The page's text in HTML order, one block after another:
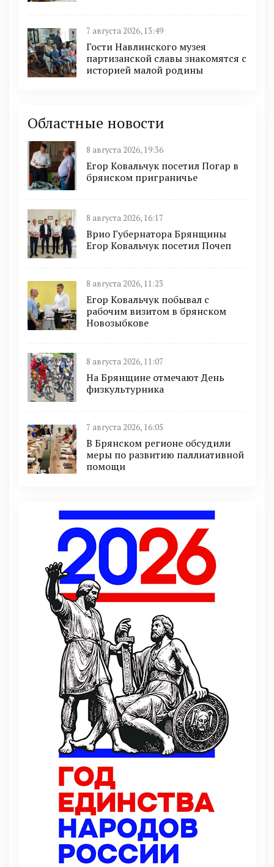
7 августа 2026, 13:49
Гости Навлинского музея
партизанской славы знакомятся с
историей малой родины
Областные новости
8 августа 2026, 19:36
Егор Ковальчук посетил Погар в
брянском приграничье
8 августа 2026, 16:17
Врио Губернатора Брянщины
Егор Ковальчук посетил Почеп
8 августа 2026, 11:23
Егор Ковальчук побывал с
рабочим визитом в брянском
Новозыбкове
8 августа 2026, 11:07
На Брянщине отмечают День
физкультурника
7 августа 2026, 16:05
В Брянском регионе обсудили
меры по развитию паллиативной
помощи